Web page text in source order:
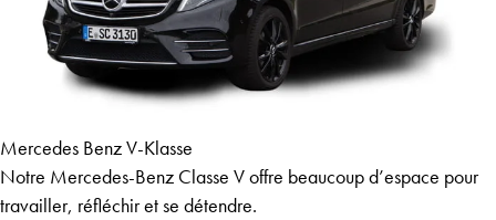
Mercedes Benz V-Klasse
Notre Mercedes-Benz Classe V offre beaucoup d’espace pour
travailler, réfléchir et se détendre.